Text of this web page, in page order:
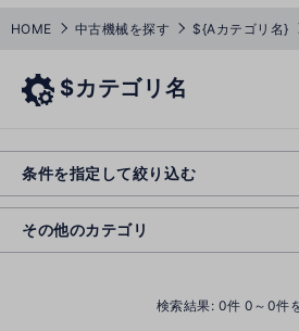
HOME 中古機械を探す ${Aカテゴリ名}
$カテゴリ名
条件を指定して絞り込む
その他のカテゴリ
検索結果: 0件 0～0件